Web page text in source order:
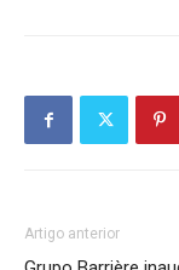
Artigo anterior